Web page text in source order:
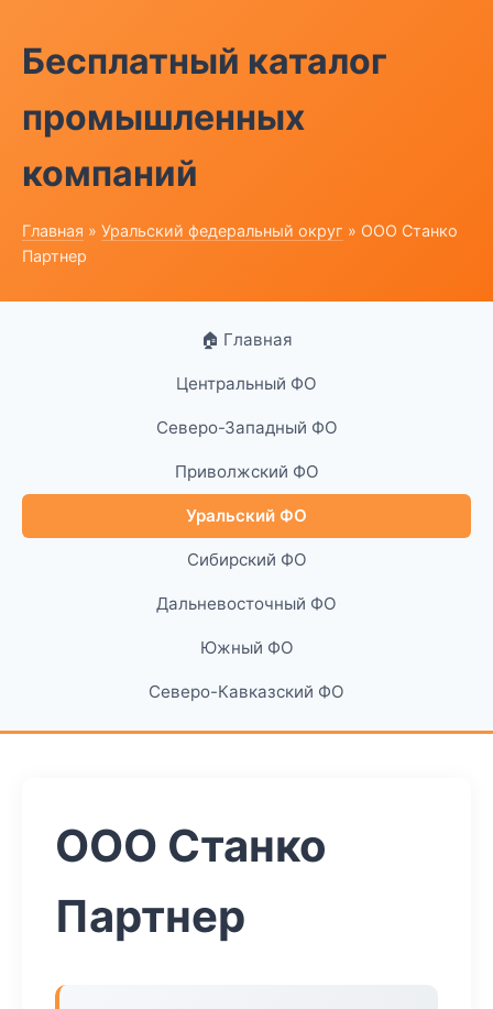
Бесплатный каталог
промышленных
компаний
Главная » Уральский федеральный округ » ООО Станко
Партнер
🏠 Главная
Центральный ФО
Северо-Западный ФО
Приволжский ФО
Уральский ФО
Сибирский ФО
Дальневосточный ФО
Южный ФО
Северо-Кавказский ФО
ООО Станко
Партнер